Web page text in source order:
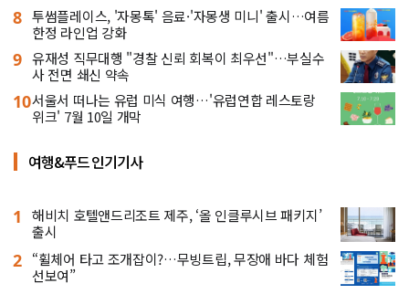
8 투썸플레이스, '자몽톡' 음료·'자몽생 미니' 출시…여름
한정 라인업 강화
9 유재성 직무대행 "경찰 신뢰 회복이 최우선"…부실수
사 전면 쇄신 약속
10서울서 떠나는 유럽 미식 여행…'유럽연합 레스토랑
위크' 7월 10일 개막
여행&푸드 인기기사
1
해비치 호텔앤드리조트 제주, ‘올 인클루시브 패키지’
출시
2 “휠체어 타고 조개잡이?…무빙트립, 무장애 바다 체험
선보여”